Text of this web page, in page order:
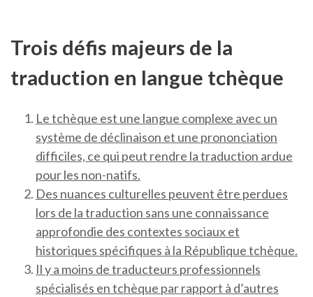
Trois défis majeurs de la
traduction en langue tchèque
Le tchèque est une langue complexe avec un
système de déclinaison et une prononciation
difficiles, ce qui peut rendre la traduction ardue
pour les non-natifs.
Des nuances culturelles peuvent être perdues
lors de la traduction sans une connaissance
approfondie des contextes sociaux et
historiques spécifiques à la République tchèque.
Il y a moins de traducteurs professionnels
spécialisés en tchèque par rapport à d’autres